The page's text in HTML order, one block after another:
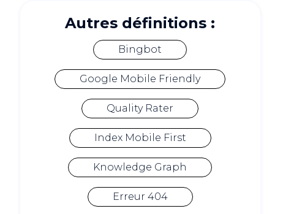
Autres définitions :
Bingbot
Google Mobile Friendly
Quality Rater
Index Mobile First
Knowledge Graph
Erreur 404